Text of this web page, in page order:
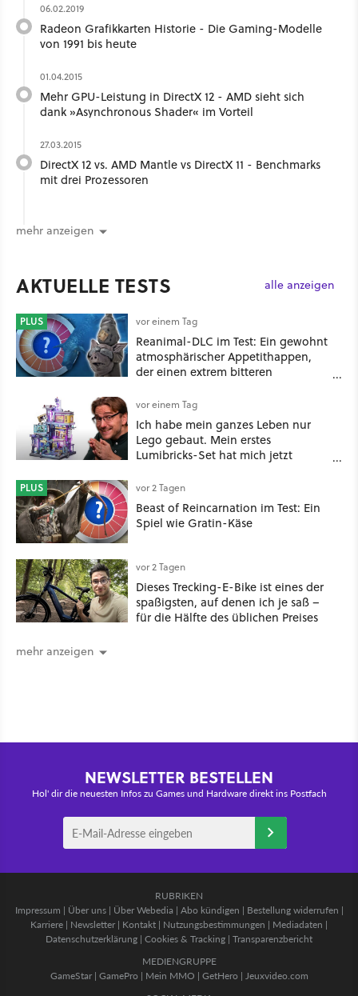
06.02.2019
Radeon Grafikkarten Historie - Die Gaming-Modelle
von 1991 bis heute
01.04.2015
Mehr GPU-Leistung in DirectX 12 - AMD sieht sich
dank »Asynchronous Shader« im Vorteil
27.03.2015
DirectX 12 vs. AMD Mantle vs DirectX 11 - Benchmarks
mit drei Prozessoren
mehr anzeigen
AKTUELLE TESTS alle anzeigen
PLUS vor einem Tag
Reanimal-DLC im Test: Ein gewohnt
atmosphärischer Appetithappen,
der einen extrem bitteren
vor einem Tag
Ich habe mein ganzes Leben nur
Lego gebaut. Mein erstes
Lumibricks-Set hat mich jetzt
Stack im Test
PLUS vor 2 Tagen
Beast of Reincarnation im Test: Ein
Spiel wie Gratin-Käse
vor 2 Tagen
Dieses Trecking-E-Bike ist eines der
spaßigsten, auf denen ich je saß –
für die Hälfte des üblichen Preises
mehr anzeigen
NEWSLETTER BESTELLEN
Hol' dir die neuesten Infos zu Games und Hardware direkt ins Postfach
RUBRIKEN
Impressum | Über uns| Über Webedia | Abo kündigen | Bestellung widerrufen |
Karriere | Newsletter | Kontakt | Nutzungsbestimmungen | Mediadaten |
Datenschutzerklärung | Cookies & Tracking | Transparenzbericht
MEDIENGRUPPE
GameStar| GamePro | Mein MMO | GetHero | Jeuxvideo.com